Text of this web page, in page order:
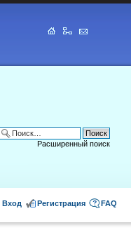
Расширенный поиск
FAQ
Регистрация
Вход